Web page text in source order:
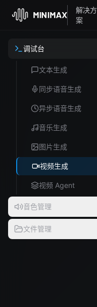
解决方
案
调试台
文本生成
同步语音生成
异步语音生成
音乐生成
图片生成
视频生成
视频 Agent
音色管理
文件管理